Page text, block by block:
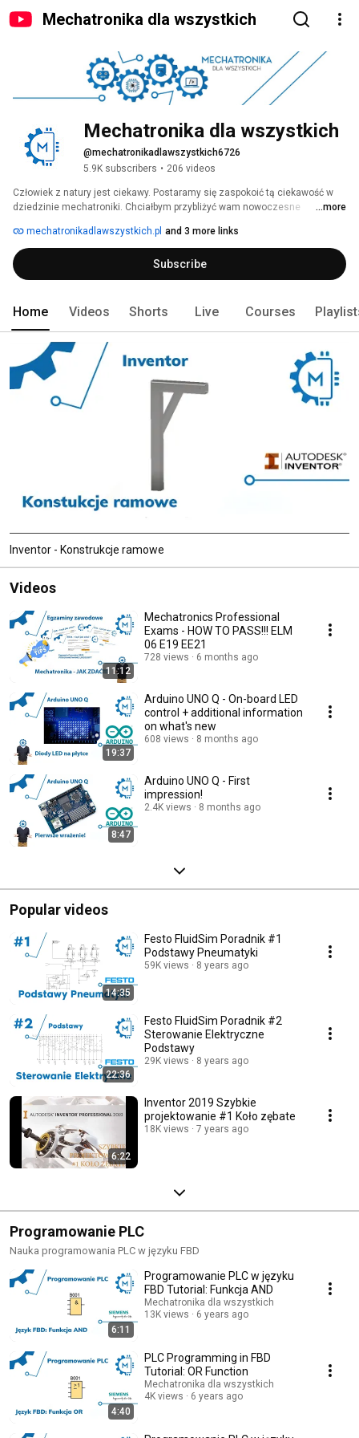
Mechatronika dla wszystkich
Mechatronika dla wszystkich
@mechatronikadlawszystkich6726
5.9K subscribers • 206 videos
Człowiek z natury jest ciekawy. Postaramy się zaspokoić tą ciekawość w
dziedzinie mechatroniki. Chciałbym przybliżyć wam nowoczesne
większe roboty. Zapraszamy was do niezwykłego świata Mechatroniki!!!
...more
mechatronikadlawszystkich.pl and 3 more links
Subscribe
Home Videos Shorts Live Courses
Inventor - Konstrukcje ramowe
Videos
11:12
Mechatronics Professional
Exams - HOW TO PASS!!! ELM
06 E19 EE21
728 views 6 months ago
19:37
Arduino UNO Q - On-board LED
control + additional information
on what's new
608 views 8 months ago
8:47
Arduino UNO Q - First
impression!
2.4K views 8 months ago
Popular videos
14:35
Festo FluidSim Poradnik #1
Podstawy Pneumatyki
59K views 8 years ago
22:36
Festo FluidSim Poradnik #2
Sterowanie Elektryczne
Podstawy
29K views 8 years ago
6:22
Inventor 2019 Szybkie
projektowanie #1 Koło zębate
18K views 7 years ago
Programowanie PLC
Nauka programowania PLC w języku FBD
6:11
Programowanie PLC w języku
FBD Tutorial: Funkcja AND
Mechatronika dla wszystkich
13K views
6 years ago
4:40
PLC Programming in FBD
Tutorial: OR Function
Mechatronika dla wszystkich
4K views
6 years ago